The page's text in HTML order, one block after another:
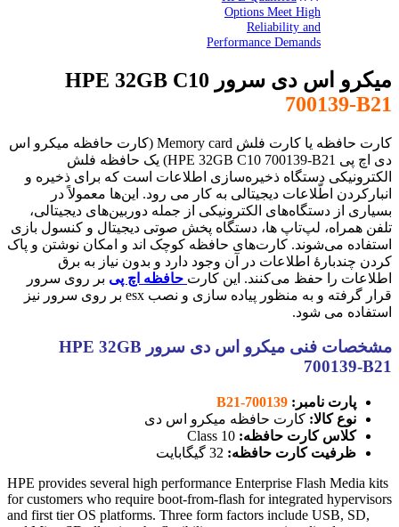
Options Meet High
Reliability and
Performance Demands
میکرو اس دی سرور HPE 32GB C10
700139-B21
کارت حافظه یا کارت فلش Memory card
(کارت حافظه میکرو اس
دی اچ پی HPE 32GB C10 700139-B21)
یک حافظه فلش
الکترونیکی دستگاه ذخیره‌سازی اطلاعات است که برای ذخیره و
انبارکردن اطّلاعات دیجیتالی به کار می رود. این‌ها معمولاً در
بسیاری از دستگاه‌های الکترونیکی از جمله دوربین‌های دیجیتالی،
تلفن همراه، لپ‌تاپ ها، دستگاه پخش صوتی دیجیتال و کنسول بازی
استفاده می‌شوند. کارت‌های حافظه کوچک اند و امکان نوشتن و پاک
کردن چندبارهٔ اطلاعات در آن وجود دارد و بدون نیاز به برق
اطلاعات را حفظ می‌کنند. این کارت حافظه اچ پی بر روی سرور
قرار گرفته و به منظور پیاده سازی و نصب esx بر روی سرور نیز
استفاده می شود.
مشخصات فنی میکرو اس دی سرور HPE 32GB
700139-B21
پارت نامبر: 700139-B21
نوع کالا: کارت حافظه میکرو اس دی
کلاس کارت حافظه:
ظرفیت کارت حافظه:
HPE provides several high performance Enterprise Flash Media kits
for customers who require boot-from-flash for integrated hypervisors
and first tier OS platforms. Three form factors include USB, SD,